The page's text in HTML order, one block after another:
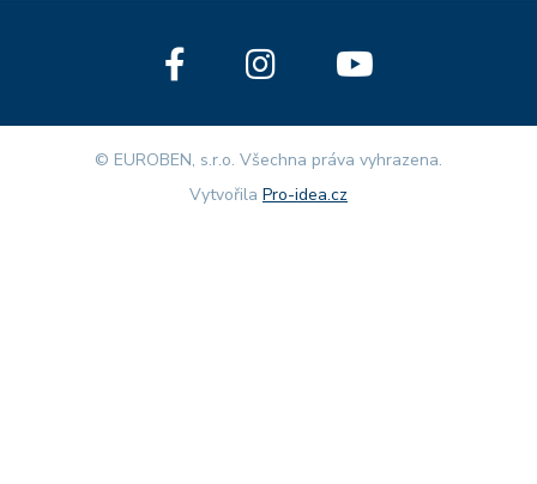
© EUROBEN, s.r.o. Všechna práva vyhrazena.
Vytvořila Pro-idea.cz